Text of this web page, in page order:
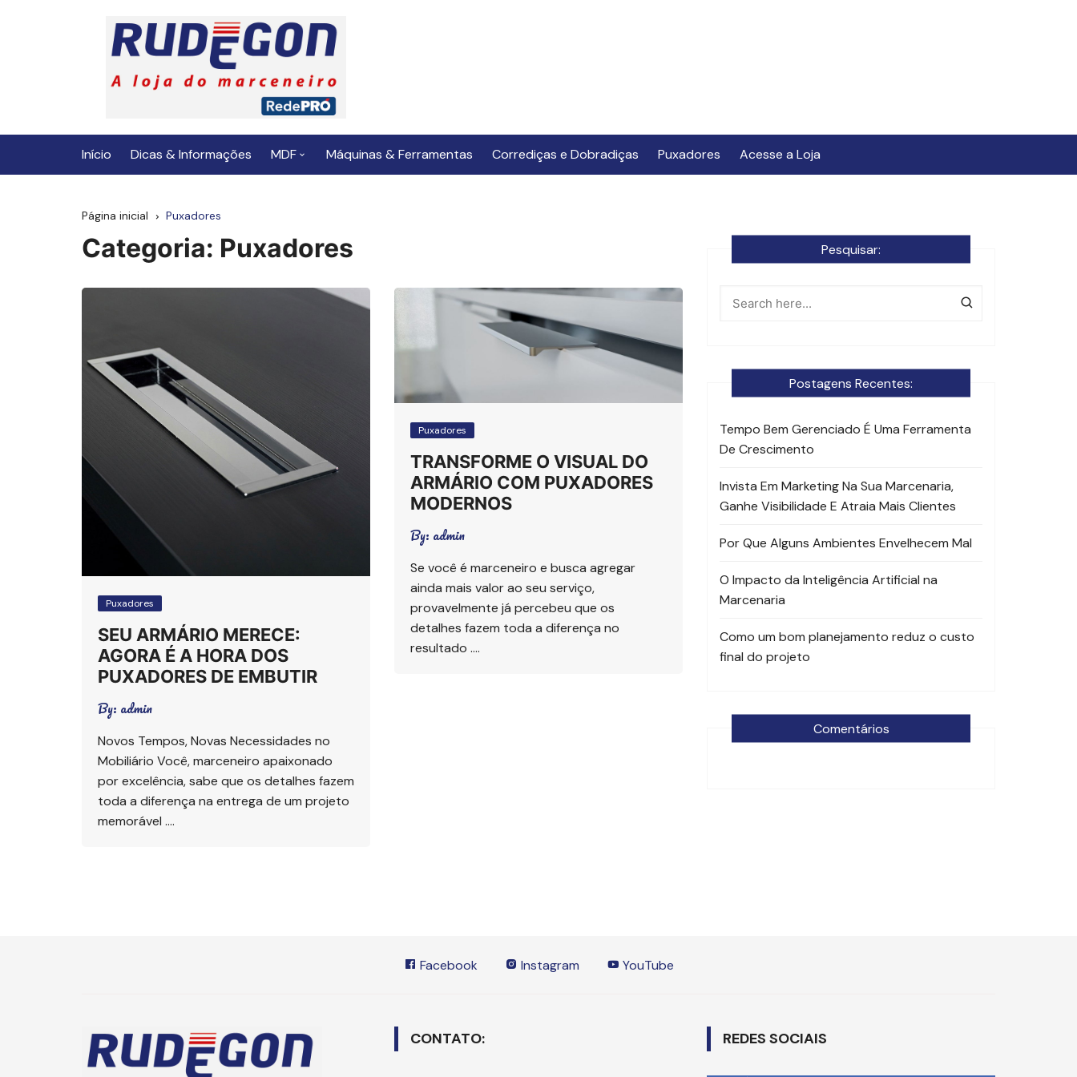
Início Dicas & Informações MDF Máquinas & Ferramentas Corrediças e Dobradiças Puxadores Acesse a Loja
Página inicial Puxadores
Categoria: Puxadores
Puxadores
SEU ARMÁRIO MERECE:
AGORA É A HORA DOS
PUXADORES DE EMBUTIR
By: admin
Novos Tempos, Novas Necessidades no
Mobiliário Você, marceneiro apaixonado
por excelência, sabe que os detalhes fazem
toda a diferença na entrega de um projeto
memorável ….
Puxadores
TRANSFORME O VISUAL DO
ARMÁRIO COM PUXADORES
MODERNOS
By: admin
Se você é marceneiro e busca agregar
ainda mais valor ao seu serviço,
provavelmente já percebeu que os
detalhes fazem toda a diferença no
resultado ….
Pesquisar:
Postagens Recentes:
Tempo Bem Gerenciado É Uma Ferramenta
De Crescimento
Invista Em Marketing Na Sua Marcenaria,
Ganhe Visibilidade E Atraia Mais Clientes
Por Que Alguns Ambientes Envelhecem Mal
O Impacto da Inteligência Artificial na
Marcenaria
Como um bom planejamento reduz o custo
final do projeto
Comentários
Facebook Instagram YouTube
CONTATO: REDES SOCIAIS